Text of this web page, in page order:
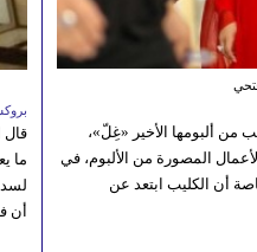
قال
ما
لسد
أن
من ألبومها الأخير «غِلّ»،
المصورة من الألبوم، في
أن الكليب ابتعد عن